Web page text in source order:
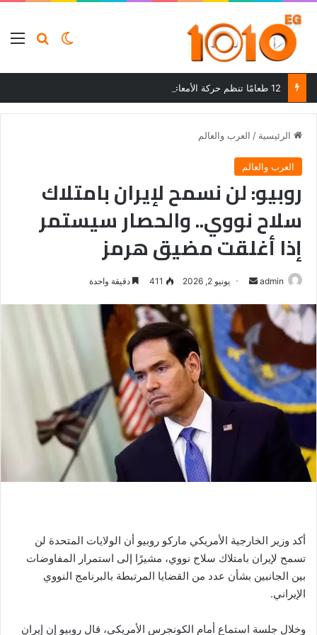
بحثالوضع
الرئيسية / العرب والعالم
العرب والعالم
روبيو: لن نسمح لإيران بامتلاك
سلاح نووي.. والحصار سيستمر
إذا أغلقت مضيق هرمز
admin
أرسل
إلكترونيا
يونيو 2, 2026 411 دقيقة واحدة
أكد وزير الخارجية الأمريكي ماركو روبيو أن الولايات المتحدة لن
تسمح لإيران بامتلاك سلاح نووي، مشيرًا إلى استمرار المفاوضات
بين الجانبين بشأن عدد من القضايا المرتبطة بالبرنامج النووي
الإيراني.
وخلال جلسة استماع أمام الكونجرس الأمريكي، قال روبيو إن إيران